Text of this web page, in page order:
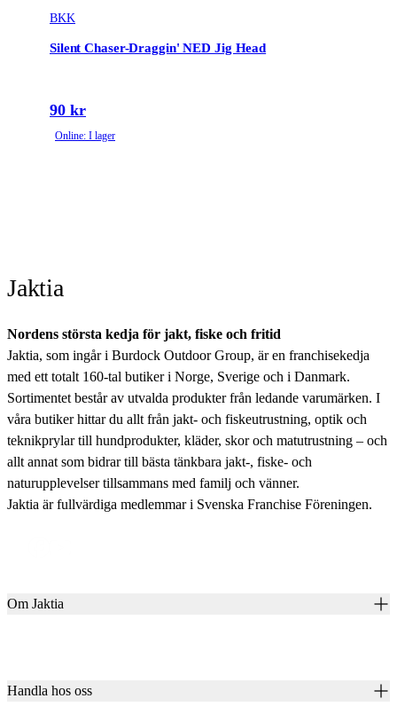
BKK
Silent Chaser-Draggin' NED Jig Head
90 kr
Online: I lager
Jaktia
Nordens största kedja för jakt, fiske och fritid
Jaktia, som ingår i Burdock Outdoor Group, är en franchisekedja
med ett totalt 160-tal butiker i Norge, Sverige och i Danmark.
Sortimentet består av utvalda produkter från ledande varumärken. I
våra butiker hittar du allt från jakt- och fiskeutrustning, optik och
teknikprylar till hundprodukter, kläder, skor och matutrustning – och
allt annat som bidrar till bästa tänkbara jakt-, fiske- och
naturupplevelser tillsammans med familj och vänner.
Jaktia är fullvärdiga medlemmar i Svenska Franchise Föreningen.
Om Jaktia
Karriär
Handla hos oss